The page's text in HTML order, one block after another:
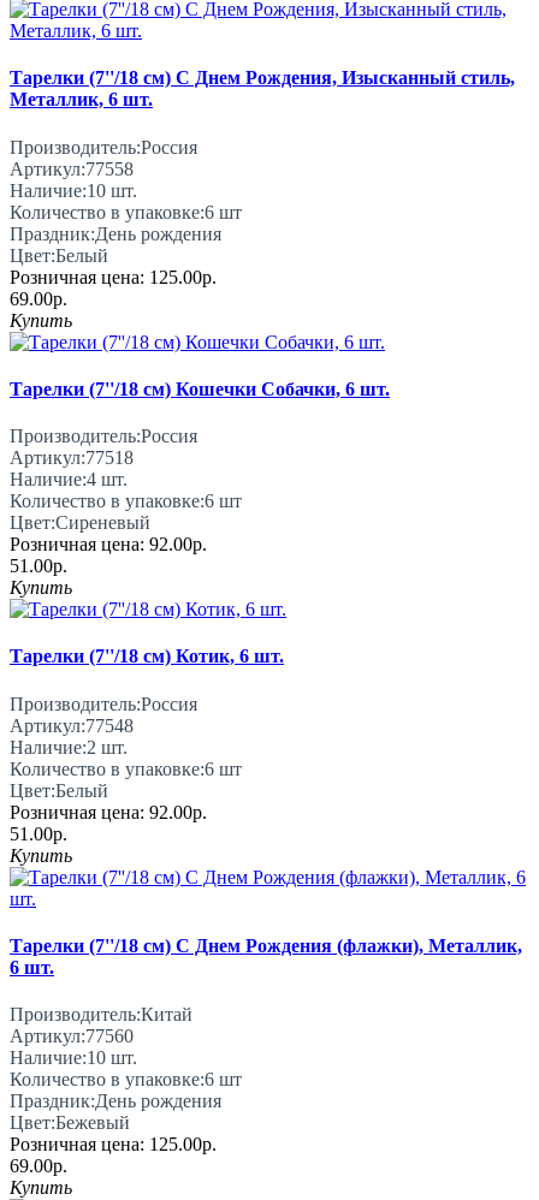
Тарелки (7''/18 см) С Днем Рождения, Изысканный стиль,
Металлик, 6 шт.
Производитель:Россия
Артикул:77558
Наличие:10 шт.
Количество в упаковке:6 шт
Праздник:День рождения
Цвет:Белый
Розничная цена: 125.00р.
69.00р.
Купить
Тарелки (7''/18 см) Кошечки Собачки, 6 шт.
Производитель:Россия
Артикул:77518
Наличие:4 шт.
Количество в упаковке:6 шт
Цвет:Сиреневый
Розничная цена: 92.00р.
51.00р.
Купить
Тарелки (7''/18 см) Котик, 6 шт.
Производитель:Россия
Артикул:77548
Наличие:2 шт.
Количество в упаковке:6 шт
Цвет:Белый
Розничная цена: 92.00р.
51.00р.
Купить
Тарелки (7''/18 см) С Днем Рождения (флажки), Металлик,
6 шт.
Производитель:Китай
Артикул:77560
Наличие:10 шт.
Количество в упаковке:6 шт
Праздник:День рождения
Цвет:Бежевый
Розничная цена: 125.00р.
69.00р.
Купить